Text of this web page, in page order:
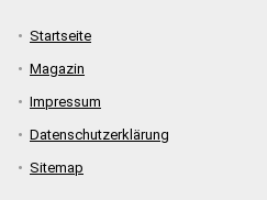
Startseite
Magazin
Impressum
Datenschutzerklärung
Sitemap